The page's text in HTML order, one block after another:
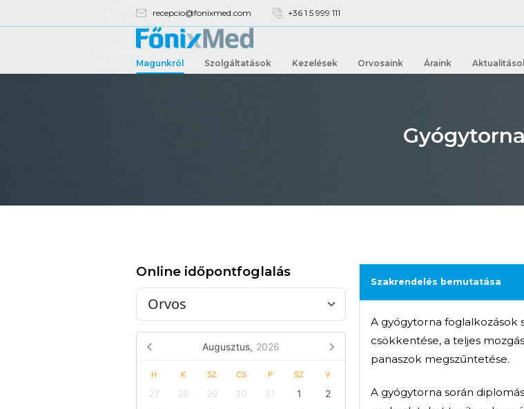
recepcio@fonixmed.com +36 1 5 999 111
Magunkról Szolgáltatások Kezelések Orvosaink
Online időpontfoglalás
Szakrendelés
csökkentése,